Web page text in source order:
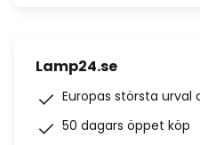
Lamp24.se
Europas största urval
50 dagars öppet köp